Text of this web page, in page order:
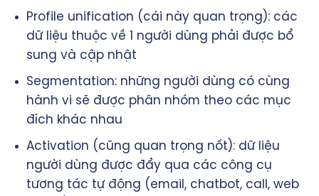
Profile unification (cái này quan trọng): các
dữ liệu thuộc về 1 người dùng phải được bổ
sung và cập nhật
Segmentation: những người dùng có cùng
hành vi sẽ được phân nhóm theo các mục
đích khác nhau
Activation (cũng quan trọng nốt): dữ liệu
người dùng được đẩy qua các công cụ
tương tác tự động (email, chatbot, call, web